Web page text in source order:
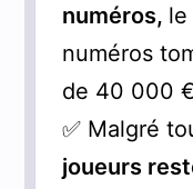
numéros, le
numéros
de 40 000
✅ Malgré
joueurs